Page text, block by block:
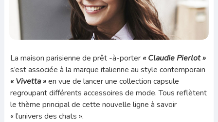
La maison parisienne de prêt -à-porter « Claudie Pierlot »
s’est associée à la marque italienne au style contemporain
« Vivetta »en vue de lancer une collection capsule
regroupant différents accessoires de mode. Tous reflètent
le thème principal de cette nouvelle ligne à savoir
« l’univers des chats ».